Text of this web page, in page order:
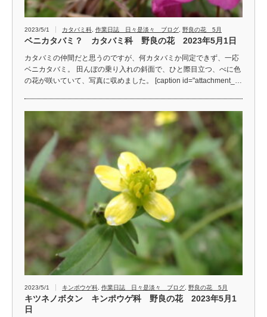
2023/5/1 カタバミ科 作業日誌 日々是淡々 ブログ 野良の花 5月
ベニカタバミ？ カタバミ科 野良の花 2023年5月1日
カタバミの仲間だと思うのですが、何カタバミか同定できず、一応
ベニカタバミ。 田んぼの乗り入れの斜面で、ひと際目立つ、べに色
の花が咲いていて、写真に収めました。 [caption id="attachment_…
2023/5/1 キンポウゲ科 作業日誌 日々是淡々 ブログ 野良の花 5月
キツネノボタン キンポウゲ科 野良の花 2023年5月1
日